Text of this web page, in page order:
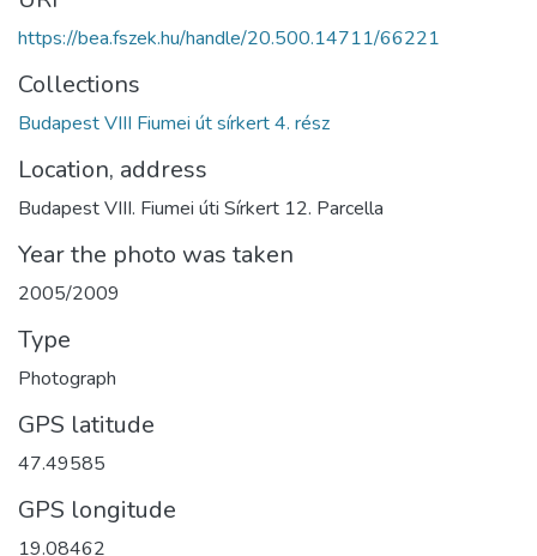
https://bea.fszek.hu/handle/20.500.14711/66221
Collections
Budapest VIII Fiumei út sírkert 4. rész
Location, address
Budapest VIII. Fiumei úti Sírkert 12. Parcella
Year the photo was taken
2005/2009
Type
Photograph
GPS latitude
47.49585
GPS longitude
19.08462